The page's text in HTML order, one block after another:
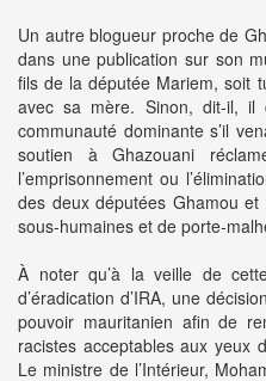
Un autre blogueur proche de
dans une publication sur son
fils de la députée Mariem, soit
avec sa mère. Sinon, dit-il, il
communauté dominante s’il
soutien à Ghazouani
l’emprisonnement ou
des deux députées Ghamou
sous-humaines et de porte-
À noter qu’à la veille de
d’éradication d’IRA, une
pouvoir mauritanien afin de
racistes acceptables aux yeux
Le ministre de l’Intérieur,